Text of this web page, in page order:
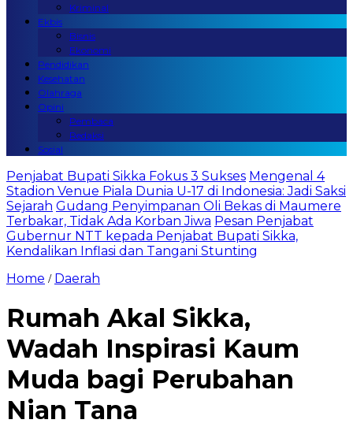
Kriminal
Ekbis
Bisnis
Ekonomi
Pendidikan
Kesehatan
Olahraga
Opini
Pembaca
Redaksi
Sosial
Penjabat Bupati Sikka Fokus 3 Sukses Mengenal 4
Stadion Venue Piala Dunia U-17 di Indonesia: Jadi Saksi
Sejarah Gudang Penyimpanan Oli Bekas di Maumere
Terbakar, Tidak Ada Korban Jiwa Pesan Penjabat
Gubernur NTT kepada Penjabat Bupati Sikka,
Kendalikan Inflasi dan Tangani Stunting
Home / Daerah
Rumah Akal Sikka,
Wadah Inspirasi Kaum
Muda bagi Perubahan
Nian Tana